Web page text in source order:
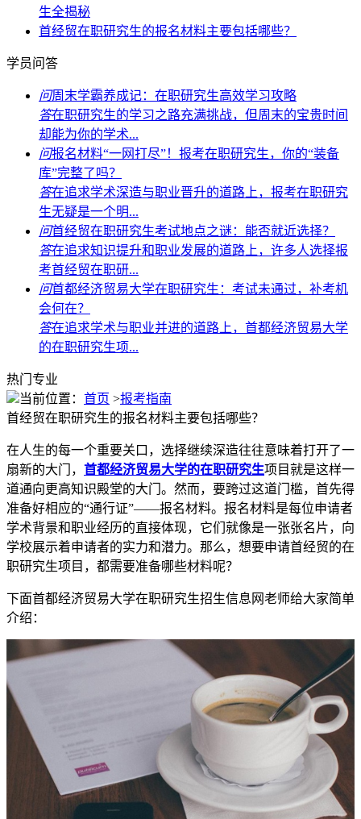
生全揭秘
首经贸在职研究生的报名材料主要包括哪些？
学员问答
问周末学霸养成记：在职研究生高效学习攻略
答在职研究生的学习之路充满挑战，但周末的宝贵时间
却能为你的学术...
问报名材料“一网打尽”！报考在职研究生，你的“装备
库”完整了吗？
答在追求学术深造与职业晋升的道路上，报考在职研究
生无疑是一个明...
问首经贸在职研究生考试地点之谜：能否就近选择？
答在追求知识提升和职业发展的道路上，许多人选择报
考首经贸在职研...
问首都经济贸易大学在职研究生：考试未通过，补考机
会何在？
答在追求学术与职业并进的道路上，首都经济贸易大学
的在职研究生项...
热门专业
当前位置： 首页 >报考指南
首经贸在职研究生的报名材料主要包括哪些？
在人生的每一个重要关口，选择继续深造往往意味着打开了一
扇新的大门， 首都经济贸易大学的在职研究生项目就是这样一
道通向更高知识殿堂的大门。然而，要跨过这道门槛，首先得
准备好相应的“通行证”——报名材料。报名材料是每位申请者
学术背景和职业经历的直接体现，它们就像是一张张名片，向
学校展示着申请者的实力和潜力。那么，想要申请首经贸的在
职研究生项目，都需要准备哪些材料呢？
下面首都经济贸易大学在职研究生招生信息网老师给大家简单
介绍：